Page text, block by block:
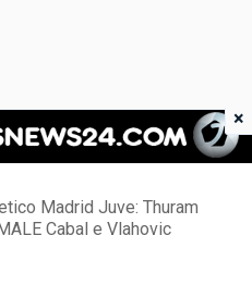
News 24
Madrid Juve: Thuram
Cabal e Vlahovic
×